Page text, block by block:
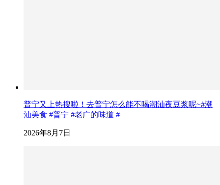
普宁又上热搜啦！去普宁怎么能不喝潮汕夜豆浆呢~#潮
汕美食 #普宁 #老广的味道 #
2026年8月7日